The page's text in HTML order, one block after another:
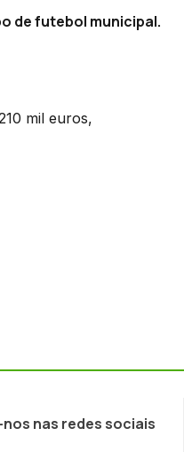
de futebol municipal.
mil euros,
nas redes sociais